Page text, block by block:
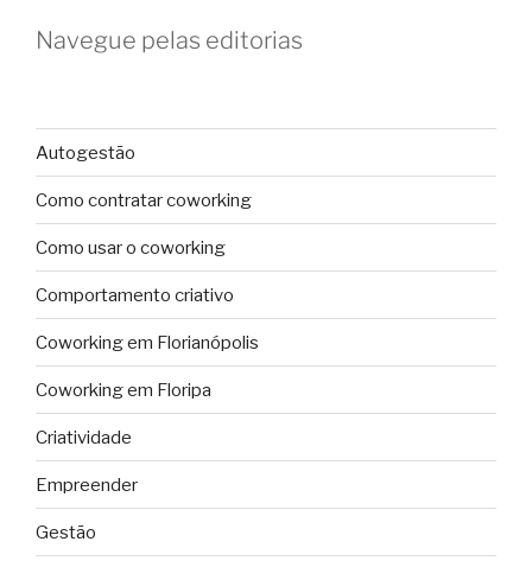
Navegue pelas editorias
Autogestão
Como contratar coworking
Como usar o coworking
Comportamento criativo
Coworking em Florianópolis
Coworking em Floripa
Criatividade
Empreender
Gestão